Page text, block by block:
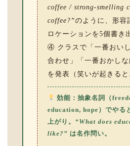
coffee / strong-smelling
coffee?”のように、形容
ロケーションを5個書き
④ クラスで「一番おい
合わせ」「一番おかしな
を発表（笑いが起きると
効能：抽象名詞（
education, hope）でやる
上がり。 “What does
like?” は名作問い。